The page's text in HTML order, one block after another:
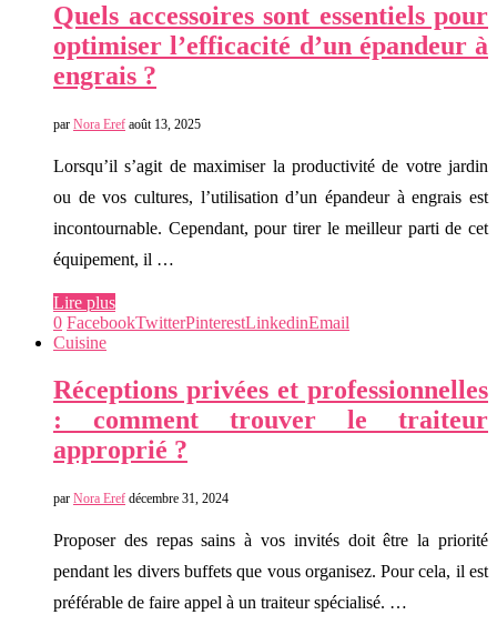
Quels accessoires sont essentiels pour
optimiser l’efficacité d’un épandeur à
engrais ?
par Nora Eref août 13, 2025
Lorsqu’il s’agit de maximiser la productivité de votre jardin
ou de vos cultures, l’utilisation d’un épandeur à engrais est
incontournable. Cependant, pour tirer le meilleur parti de cet
équipement, il …
Lire plus
0 FacebookTwitterPinterestLinkedinEmail
Cuisine
Réceptions privées et professionnelles
: comment trouver le traiteur
approprié ?
par Nora Eref décembre 31, 2024
Proposer des repas sains à vos invités doit être la priorité
pendant les divers buffets que vous organisez. Pour cela, il est
préférable de faire appel à un traiteur spécialisé. …